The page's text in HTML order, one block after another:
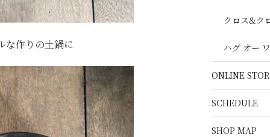
な作りの土鍋に
クロス&ク
ハグ オー
ONLINE
SCHEDULE
SHOP MAP